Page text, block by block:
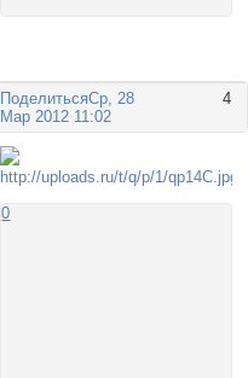
Поделиться 4
Ср, 28
Мар 2012 11:02
0